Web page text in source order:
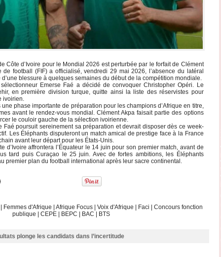
Côte d’Ivoire pour le Mondial 2026 est perturbée par le forfait de Clément
football (FIF) a officialisé, vendredi 29 mai 2026, l’absence du latéral
d’une blessure à quelques semaines du début de la compétition mondiale.
Emerse Faé a décidé de convoquer Christopher Opéri. Le
en première division turque, quitte ainsi la liste des réservistes pour
ivoirien.
phase importante de préparation pour les champions d’Afrique en titre,
avant le rendez-vous mondial. Clément Akpa faisait partie des options
le couloir gauche de la sélection ivoirienne.
Faé poursuit sereinement sa préparation et devrait disposer dès ce week-
Les Éléphants disputeront un match amical de prestige face à la France
avant leur départ pour les États-Unis.
d’Ivoire affrontera l’Équateur le 14 juin pour son premier match, avant de
tard puis Curaçao le 25 juin. Avec de fortes ambitions, les Éléphants
premier plan du football international après leur sacre continental.
Femmes d'Afrique Afrique Focus Voix d'Afrique Faci
Concours fonction
publique
CEPE BEPC BAC BTS
plonge les candidats dans l’incertitude